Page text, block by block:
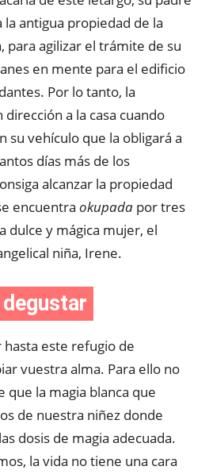
la antigua propiedad de la
para agilizar el trámite de su
en mente para el edificio
Por lo tanto, la
a la casa cuando
su vehículo que la obligará a
días más de los
alcanzar la propiedad
encuentra okupada por tres
dulce y mágica mujer, el
niña, Irene.
este refugio de
vuestra alma. Para ello no
la magia blanca que
de nuestra niñez donde
dosis de magia adecuada.
la vida no tiene una cara